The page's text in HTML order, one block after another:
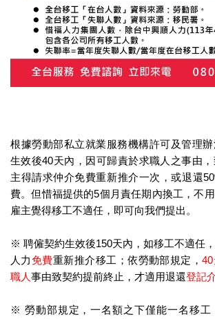
根據勞動部私立就業服務機構許可及管理
生效後40天內，因可歸責於求職人之事由
主得請求仲介免費重新推介一次，或退還
費。但惜福提供的5個月責任期內換工，不
雇主覺得移工不適任，即可向我們提出。
※ 聘僱契約生效後150天內，如移工不適任
人力免費重新推介移工；依勞動部規定，
職人事由致契約提前終止，才適用退還登記
※ 勞動部規定，一名額之下僅能一名移工